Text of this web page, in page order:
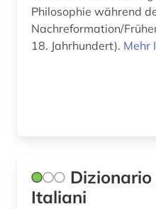
germanistik (3)
gerontologie (1)
Philosophie während
Nachreformation/
18. Jahrhundert). Mehr
Italiani